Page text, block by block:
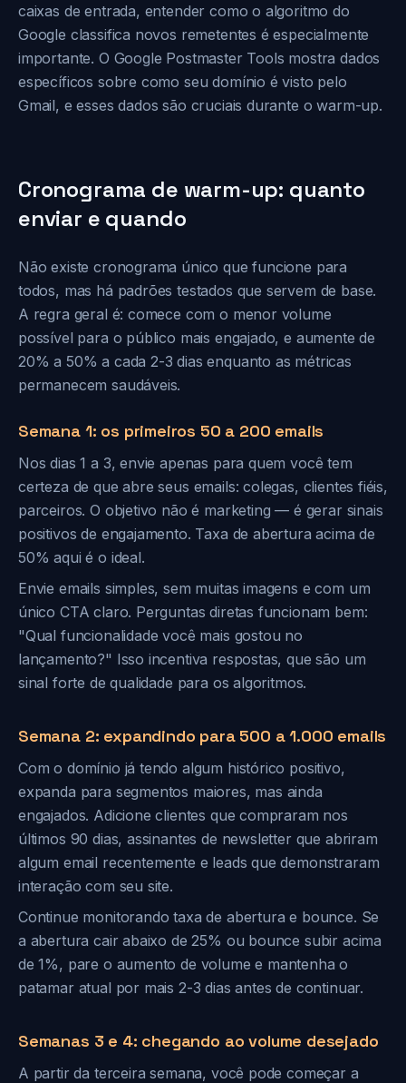
caixas de entrada, entender como o algoritmo do
Google classifica novos remetentes é especialmente
importante. O Google Postmaster Tools mostra dados
específicos sobre como seu domínio é visto pelo
Gmail, e esses dados são cruciais durante o warm-up.
Cronograma de warm-up: quanto
enviar e quando
Não existe cronograma único que funcione para
todos, mas há padrões testados que servem de base.
A regra geral é: comece com o menor volume
possível para o público mais engajado, e aumente de
20% a 50% a cada 2-3 dias enquanto as métricas
permanecem saudáveis.
Semana 1: os primeiros 50 a 200 emails
Nos dias 1 a 3, envie apenas para quem você tem
certeza de que abre seus emails: colegas, clientes fiéis,
parceiros. O objetivo não é marketing — é gerar sinais
positivos de engajamento. Taxa de abertura acima de
50% aqui é o ideal.
Envie emails simples, sem muitas imagens e com um
único CTA claro. Perguntas diretas funcionam bem:
"Qual funcionalidade você mais gostou no
lançamento?" Isso incentiva respostas, que são um
sinal forte de qualidade para os algoritmos.
Semana 2: expandindo para 500 a 1.000 emails
Com o domínio já tendo algum histórico positivo,
expanda para segmentos maiores, mas ainda
engajados. Adicione clientes que compraram nos
últimos 90 dias, assinantes de newsletter que abriram
algum email recentemente e leads que demonstraram
interação com seu site.
Continue monitorando taxa de abertura e bounce. Se
a abertura cair abaixo de 25% ou bounce subir acima
de 1%, pare o aumento de volume e mantenha o
patamar atual por mais 2-3 dias antes de continuar.
Semanas 3 e 4: chegando ao volume desejado
A partir da terceira semana, você pode começar a